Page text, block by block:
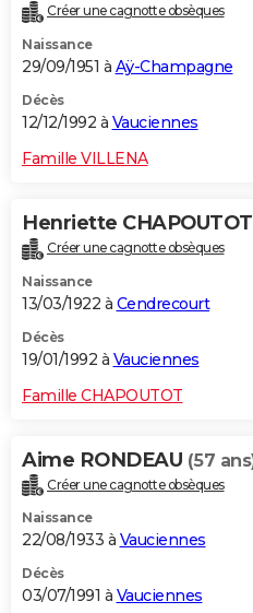
Créer une cagnotte obsèques
Naissance
29/09/1951 à Aÿ-Champagne
Décès
12/12/1992 à Vauciennes
Famille VILLENA
Henriette CHAPOUTOT
Créer une cagnotte obsèques
Naissance
13/03/1922 à Cendrecourt
Décès
19/01/1992 à Vauciennes
Famille CHAPOUTOT
Aime RONDEAU (57
Créer une cagnotte obsèques
Naissance
22/08/1933 à Vauciennes
Décès
03/07/1991 à Vauciennes